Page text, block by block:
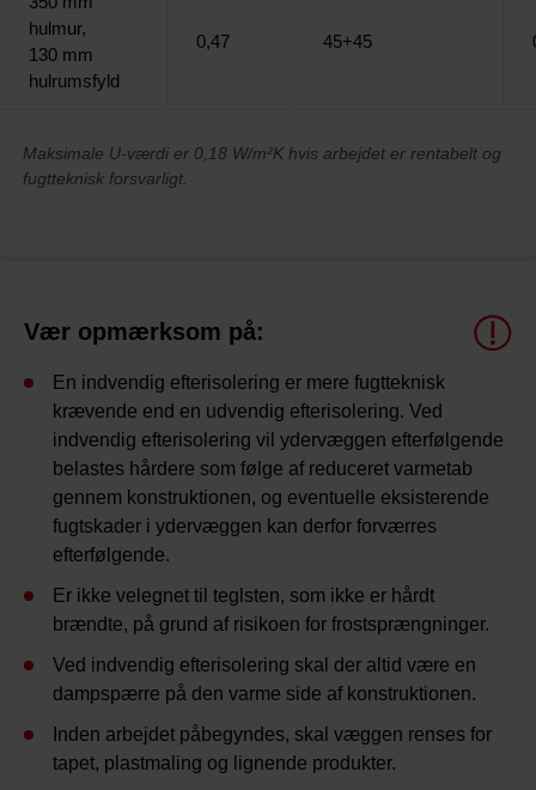
hulmur,
130 mm
hulrumsfyld
0,47 45+45
Maksimale U-værdi er 0,18 W/m²K hvis arbejdet er rentabelt og
fugtteknisk forsvarligt.
Vær opmærksom på:
En indvendig efterisolering er mere fugtteknisk
krævende end en udvendig efterisolering. Ved
indvendig efterisolering vil ydervæggen efterfølgende
belastes hårdere som følge af reduceret varmetab
gennem konstruktionen, og eventuelle eksisterende
fugtskader i ydervæggen kan derfor forværres
efterfølgende.
Er ikke velegnet til teglsten, som ikke er hårdt
brændte, på grund af risikoen for frostsprængninger.
Ved indvendig efterisolering skal der altid være en
dampspærre på den varme side af konstruktionen.
Inden arbejdet påbegyndes, skal væggen renses for
tapet, plastmaling og lignende produkter.